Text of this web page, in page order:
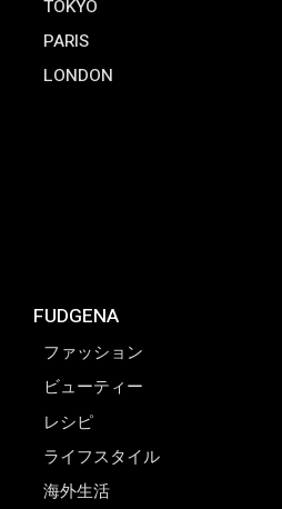
TOKYO
PARIS
LONDON
FUDGENA
ファッション
ビューティー
レシピ
ライフスタイル
海外生活